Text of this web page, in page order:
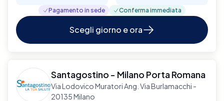
Pagamento in sede Conferma immediata
Scegli giorno e ora
Santagostino - Milano Porta Romana
Via Lodovico Muratori Ang. Via Burlamacchi -
20135 Milano